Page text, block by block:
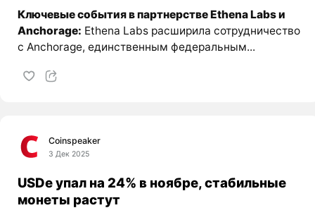
Ключевые события в партнерстве Ethena Labs и
Anchorage: Ethena Labs расширила сотрудничество
с Anchorage, единственным федеральным...
Coinspeaker
3 Дек 2025
USDe упал на 24% в ноябре, стабильные
монеты растут